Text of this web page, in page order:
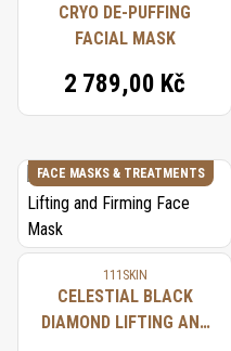
CRYO DE-PUFFING
FACIAL MASK
2 789,00 Kč
FACE MASKS & TREATMENTS
111SKIN
CELESTIAL BLACK
DIAMOND LIFTING AND